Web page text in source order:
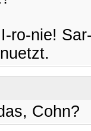
ro-nie!
Cohn?